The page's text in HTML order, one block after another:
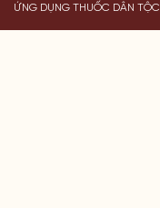
ỨNG DỤNG THUỐC DÂN TỘC